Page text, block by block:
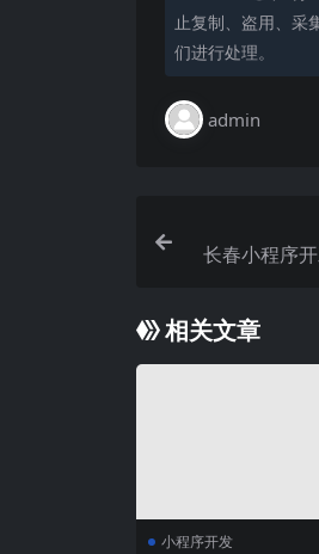
止复制、盗用、采
们进行处理。
admin
长春小程序
相关文章
小程序开发